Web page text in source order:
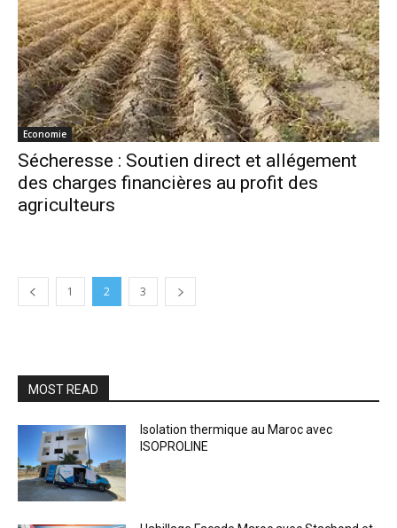
Economie
Sécheresse : Soutien direct et allégement
des charges financières au profit des
agriculteurs
1 2 3
MOST READ
Isolation thermique au Maroc avec
ISOPROLINE